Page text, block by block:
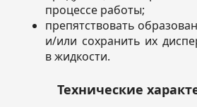
процессе работы;
препятствовать
и/или сохранить их
в жидкости.
Технические